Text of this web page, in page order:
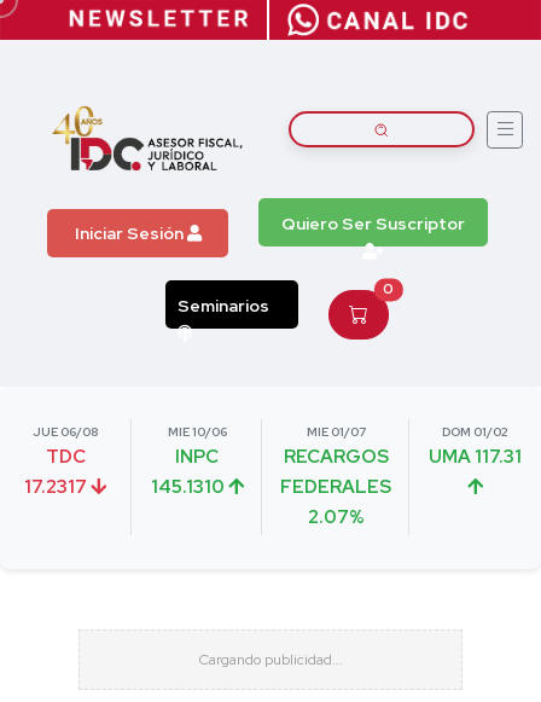
Iniciar Sesión Quiero Ser Suscriptor
Seminarios
0
JUE 06/08
TDC
17.2317
MIE 10/06
INPC
145.1310
MIE 01/07
RECARGOS
FEDERALES
2.07%
DOM 01/02
UMA 117.31